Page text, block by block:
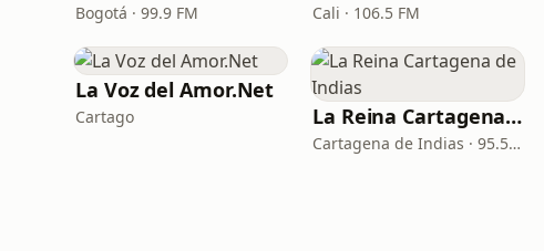
Bogotá · 99.9 FM Cali · 106.5 FM
La Voz del Amor.Net
Cartago La Reina Cartagena de Indias
Cartagena de Indias · 95.5 FM